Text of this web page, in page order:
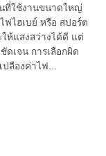
ที่ใช้งานขนาดใหญ่
ฟไฮเบย์ หรือ สปอร์ต
ห้แสงสว่างได้ดี แต่
เจน การเลือกผิด
ปลืองค่าไฟ...